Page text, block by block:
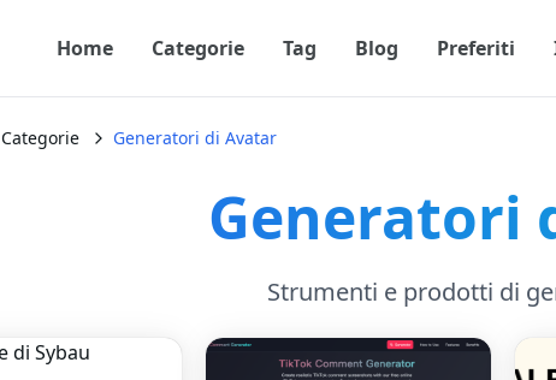
Home Categorie Tag Blog Preferiti
Categorie Generatori di Avatar
Generatori
Strumenti e prodotti di